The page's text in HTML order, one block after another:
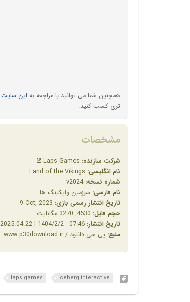
همچنین شما می توانید با مراجعه به این سایت
تری کسب کنید.
مشخصات
شرکت سازنده:
نام انگلیسی:
شماره نسخه: v2024
نام فارسی: سرزمین وایکینگ ها
تاریخ انتشار رسمی بازی:
حجم فایل:
تاریخ انتشار:
منبع: پی سی دانلود / www.p30download.ir
iceberg interactive
laps games